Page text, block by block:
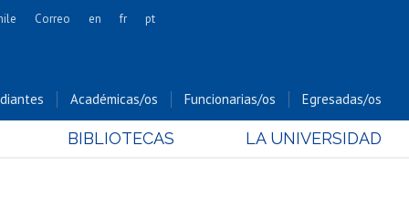
Cs. Forestales y Conservación
Cs. Sociales
Correo en fr pt
Académicas/os Funcionarias/os Egresadas/os
BIBLIOTECAS LA UNIVERSIDAD